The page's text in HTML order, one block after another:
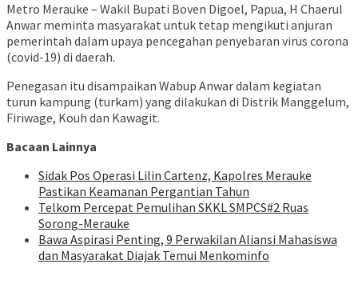
Metro Merauke – Wakil Bupati Boven Digoel, Papua, H Chaerul
Anwar meminta masyarakat untuk tetap mengikuti anjuran
pemerintah dalam upaya pencegahan penyebaran virus corona
(covid-19) di daerah.
Penegasan itu disampaikan Wabup Anwar dalam kegiatan
turun kampung (turkam) yang dilakukan di Distrik Manggelum,
Firiwage, Kouh dan Kawagit.
Bacaan Lainnya
Sidak Pos Operasi Lilin Cartenz, Kapolres Merauke
Pastikan Keamanan Pergantian Tahun
Telkom Percepat Pemulihan SKKL SMPCS#2 Ruas
Sorong-Merauke
Bawa Aspirasi Penting, 9 Perwakilan Aliansi Mahasiswa
dan Masyarakat Diajak Temui Menkominfo